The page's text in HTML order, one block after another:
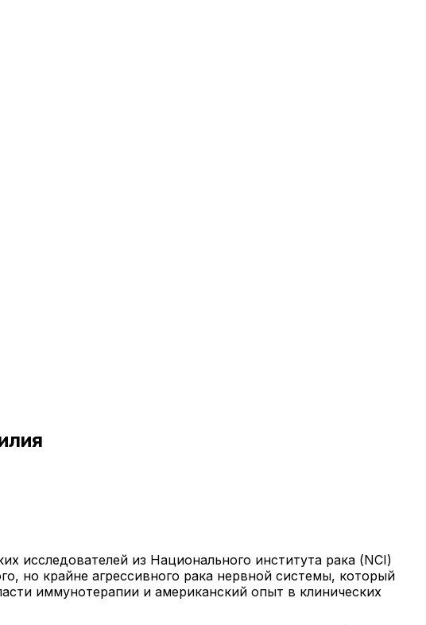
исследователей из Национального института рака (NCI)
но крайне агрессивного рака нервной системы, который
иммунотерапии и американский опыт в клинических